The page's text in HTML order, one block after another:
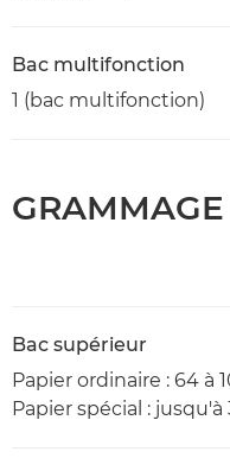
Bac multifonction
1 (bac multifonction)
Bac supérieur
Papier ordinaire : 64 à
Papier spécial : jusqu'à